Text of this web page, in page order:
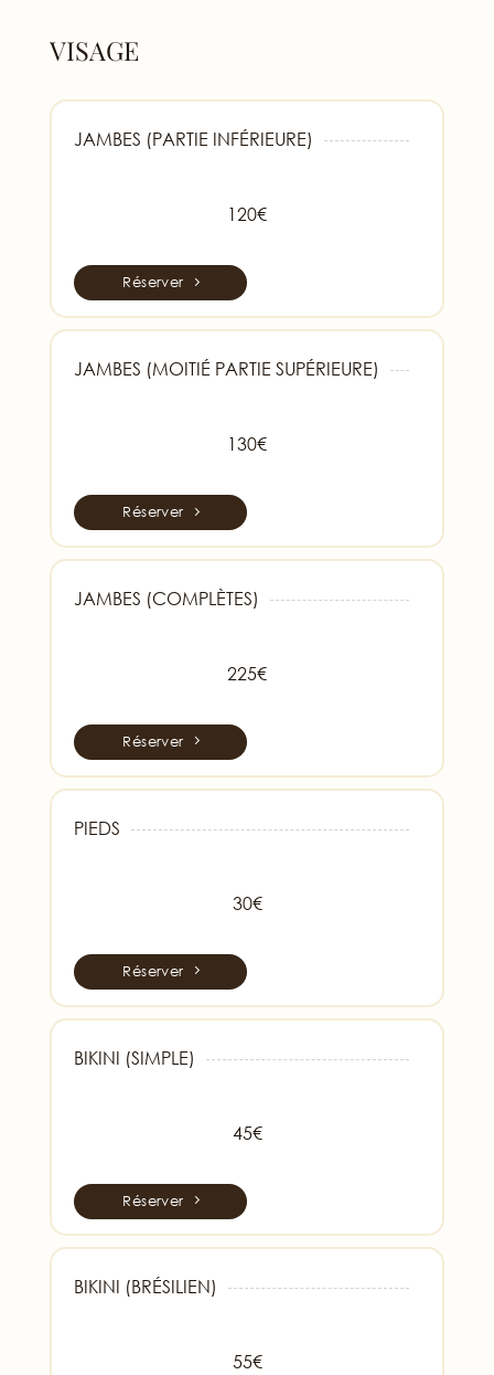
VISAGE
JAMBES (PARTIE INFÉRIEURE)
120€
Réserver
JAMBES (MOITIÉ PARTIE SUPÉRIEURE)
130€
Réserver
JAMBES (COMPLÈTES)
225€
Réserver
PIEDS
30€
Réserver
BIKINI (SIMPLE)
45€
Réserver
BIKINI (BRÉSILIEN)
55€